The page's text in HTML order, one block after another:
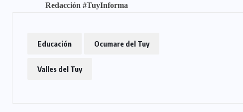
Redacción #TuyInforma
Educación Ocumare del Tuy
Valles del Tuy